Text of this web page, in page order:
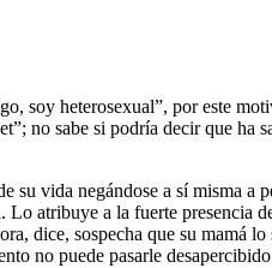
soy heterosexual”, por este
no sabe si podría decir que ha
su vida negándose a sí misma a
atribuye a la fuerte presencia
dice, sospecha que su mamá
no puede pasarle